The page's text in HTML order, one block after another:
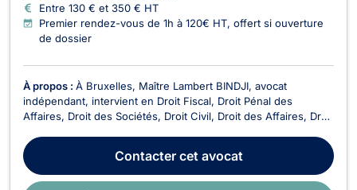
Entre 130 € et 350 € HT
Premier rendez-vous de 1h à 120€ HT, offert si ouverture
de dossier
À propos : À Bruxelles, Maître Lambert BINDJI, avocat
indépendant, intervient en Droit Fiscal, Droit Pénal des
Affaires, Droit des Sociétés, Droit Civil, Droit des Affaires, Droit
Associations et des Fondations et Droit Économique. Avocat
spécialisé en droit fiscal, il met so...
Contactercet avocat